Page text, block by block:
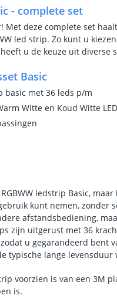
- complete set
Met deze complete set
led strip. Zo kunt u
u de keuze uit diverse
Basic
basic met 36 leds p/m
Witte en Koud Witte
ledstrip Basic,
kunt nemen, zonder
afstandsbediening,
zijn uitgerust met 36
u gegarandeerd bent
typische lange levensduur
voorzien is van een 3M
is.